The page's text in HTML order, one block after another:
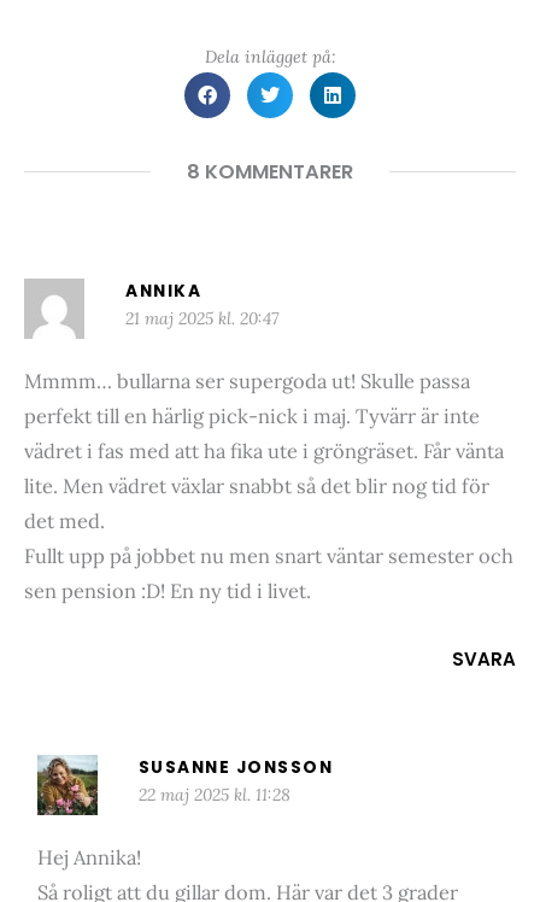
Dela inlägget på:
8 KOMMENTARER
ANNIKA
21 maj 2025 kl. 20:47
Mmmm… bullarna ser supergoda ut! Skulle passa
perfekt till en härlig pick-nick i maj. Tyvärr är inte
vädret i fas med att ha fika ute i gröngräset. Får vänta
lite. Men vädret växlar snabbt så det blir nog tid för
det med.
Fullt upp på jobbet nu men snart väntar semester och
sen pension :D! En ny tid i livet.
SVARA
SUSANNE JONSSON
22 maj 2025 kl. 11:28
Hej Annika!
Så roligt att du gillar dom. Här var det 3 grader